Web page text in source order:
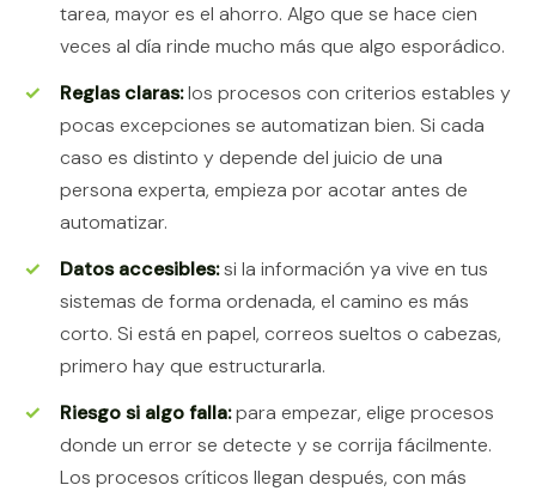
tarea, mayor es el ahorro. Algo que se hace cien
veces al día rinde mucho más que algo esporádico.
Reglas claras:los procesos con criterios estables y
pocas excepciones se automatizan bien. Si cada
caso es distinto y depende del juicio de una
persona experta, empieza por acotar antes de
automatizar.
Datos accesibles:si la información ya vive en tus
sistemas de forma ordenada, el camino es más
corto. Si está en papel, correos sueltos o cabezas,
primero hay que estructurarla.
Riesgo si algo falla:para empezar, elige procesos
donde un error se detecte y se corrija fácilmente.
Los procesos críticos llegan después, con más